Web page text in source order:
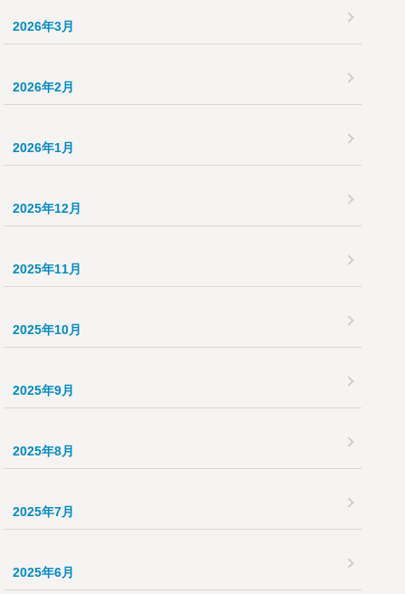
2026年3月
2026年2月
2026年1月
2025年12月
2025年11月
2025年10月
2025年9月
2025年8月
2025年7月
2025年6月